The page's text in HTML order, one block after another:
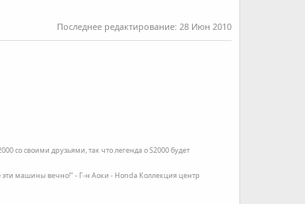
Последнее редактирование: 28 Июн 2010
со своими друзьями, так что легенда о S2000 будет
эти машины вечно!" - Г-н Аоки - Honda Коллекция центр